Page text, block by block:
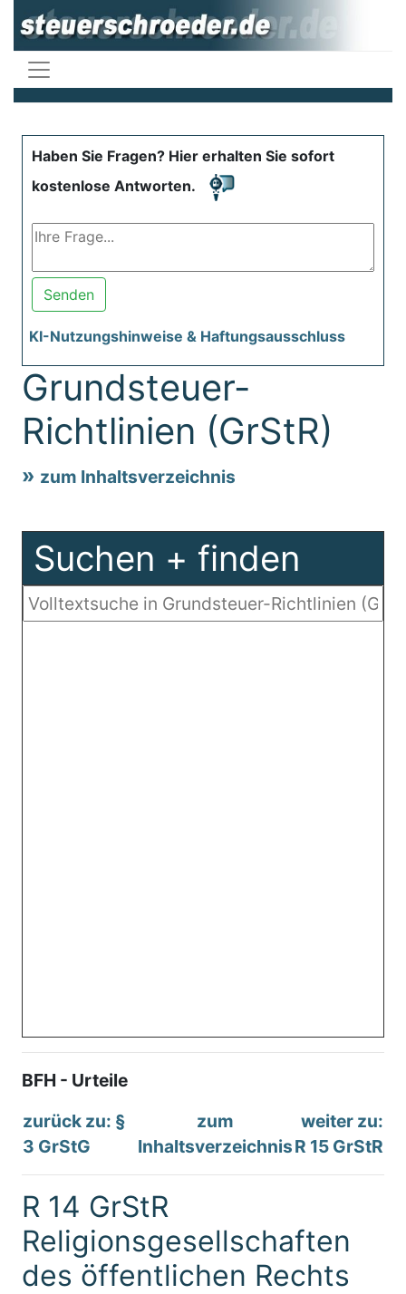
Haben Sie Fragen? Hier erhalten Sie sofort
kostenlose Antworten.
Senden
KI-Nutzungshinweise & Haftungsausschluss
Grundsteuer-
Richtlinien (GrStR)
zum Inhaltsverzeichnis
Suchen + finden
BFH - Urteile
zurück zu: §
3 GrStG
zum
Inhaltsverzeichnis
weiter zu:
R 15 GrStR
R 14 GrStR
Religionsgesellschaften
des öffentlichen Rechts